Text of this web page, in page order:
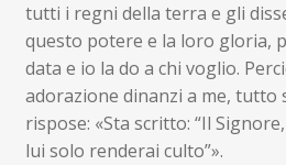
tutti i regni della terra e gli
questo potere e la loro gloria,
data e io la do a chi voglio.
adorazione dinanzi a me, tutto
rispose: «Sta scritto: “Il
lui solo renderai culto”».